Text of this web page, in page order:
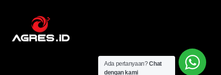
Ada pertanyaan?Chat
dengan kami